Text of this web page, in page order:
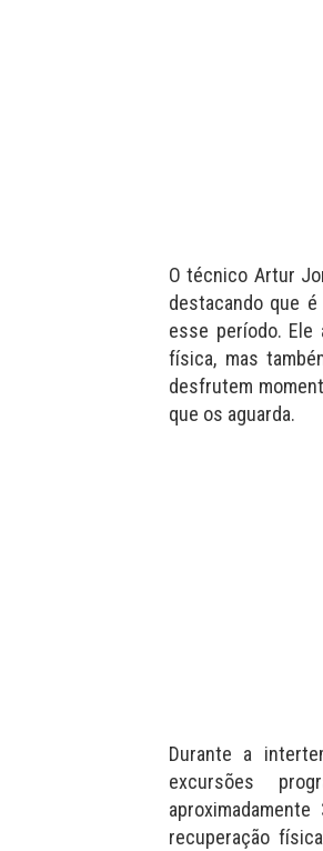
O técnico Artur
destacando que
esse período. Ele
física, mas
desfrutem
que os aguarda.
Durante a
excursões
recuperação